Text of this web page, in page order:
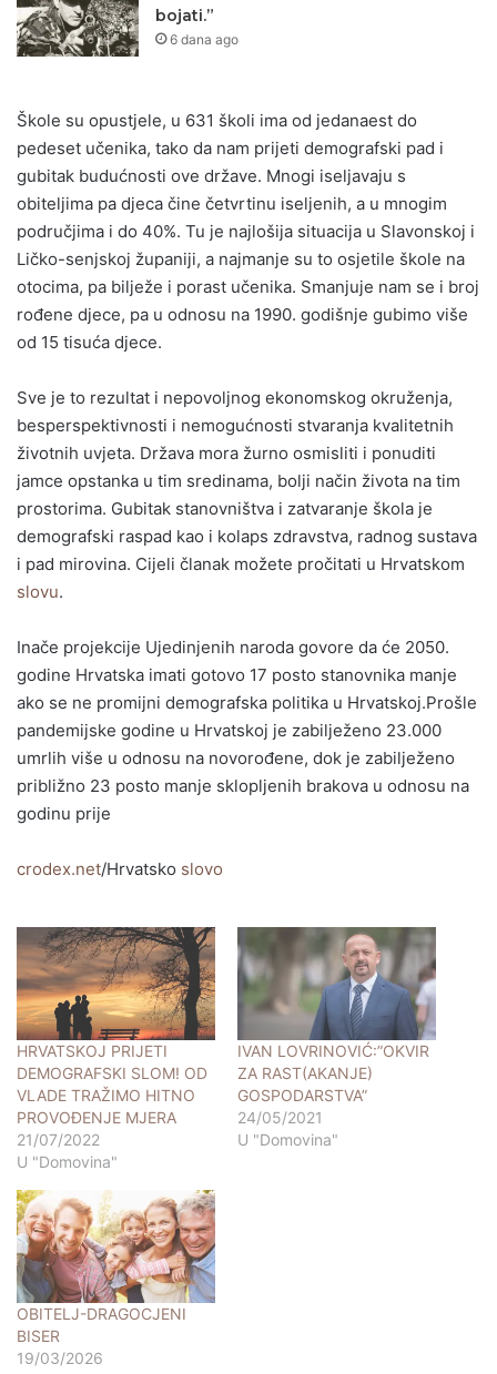
bojati.”
6 dana ago
Škole su opustjele, u 631 školi ima od jedanaest do
pedeset učenika, tako da nam prijeti demografski pad i
gubitak budućnosti ove države. Mnogi iseljavaju s
obiteljima pa djeca čine četvrtinu iseljenih, a u mnogim
područjima i do 40%. Tu je najlošija situacija u Slavonskoj i
Ličko-senjskoj županiji, a najmanje su to osjetile škole na
otocima, pa bilježe i porast učenika. Smanjuje nam se i broj
rođene djece, pa u odnosu na 1990. godišnje gubimo više
od 15 tisuća djece.
Sve je to rezultat i nepovoljnog ekonomskog okruženja,
besperspektivnosti i nemogućnosti stvaranja kvalitetnih
životnih uvjeta. Država mora žurno osmisliti i ponuditi
jamce opstanka u tim sredinama, bolji način života na tim
prostorima. Gubitak stanovništva i zatvaranje škola je
demografski raspad kao i kolaps zdravstva, radnog sustava
i pad mirovina. Cijeli članak možete pročitati u Hrvatskom
slovu.
Inače projekcije Ujedinjenih naroda govore da će 2050.
godine Hrvatska imati gotovo 17 posto stanovnika manje
ako se ne promijni demografska politika u Hrvatskoj.Prošle
pandemijske godine u Hrvatskoj je zabilježeno 23.000
umrlih više u odnosu na novorođene, dok je zabilježeno
približno 23 posto manje sklopljenih brakova u odnosu na
godinu prije
crodex.net/Hrvatsko slovo
HRVATSKOJ PRIJETI
DEMOGRAFSKI SLOM! OD
VLADE TRAŽIMO HITNO
PROVOĐENJE MJERA
21/07/2022
U "Domovina"
IVAN LOVRINOVIĆ:”OKVIR
ZA RAST(AKANJE)
GOSPODARSTVA”
24/05/2021
U "Domovina"
OBITELJ-DRAGOCJENI
BISER
19/03/2026